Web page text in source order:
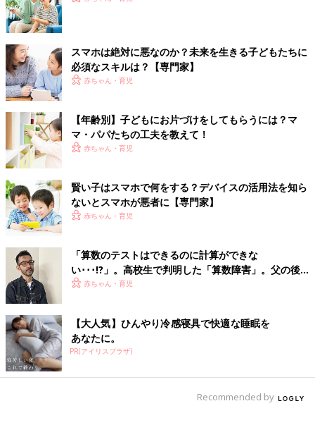
スマホは絶対に悪なのか？未来を生きる子どもたちに
必須なスキルは？【専門家】
赤ちゃん・育児
【年齢別】子どもにお片づけをしてもらうには？マ
マ・パパたちの工夫を教えて！
赤ちゃん・育児
賢い子はスマホで何をする？デバイスの活用法を知ら
ないとスマホが悪者に【専門家】
赤ちゃん・育児
「算数のテストはできるのに計算ができな
い･･･!?」。高校生で判明した「算数障害」。父の後
悔とは？
赤ちゃん・育児
【大人気】ひんやり冷感寝具で快適な睡眠を
あなたに。
PR(アイリスプラザ)
Recommended by